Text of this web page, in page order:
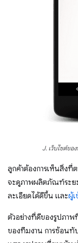
J. เว็บไซต์ข
ลูกค้าต้องการเห็นสิ่งที่
จะดูภาพผลิตภัณฑ์ระย
ละเอียดได้ดีขึ้น และผู้เ
ตัวอย่างที่ดีของรูปภาพ
ของทีมงาน การซ้อนทั